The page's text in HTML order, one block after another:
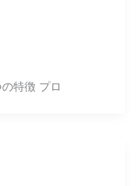
特徴 プロ